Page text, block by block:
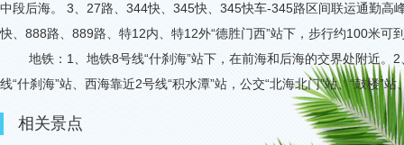
中段后海。
3 27路、 344快、 345快、 345快车-345路区间联运通勤高
快、 888路、 889路、特12内、特12外“德胜门西”站下，步行约100米可
地铁： 1 、地铁8号线“什刹海”站下，在前海和后海的交界处附近。 2
线“什刹海”站、西海靠近2号线“积水潭”站，公交“北海北门”站、“鼓楼”站
相关景点